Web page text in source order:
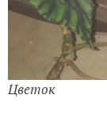
Цветок